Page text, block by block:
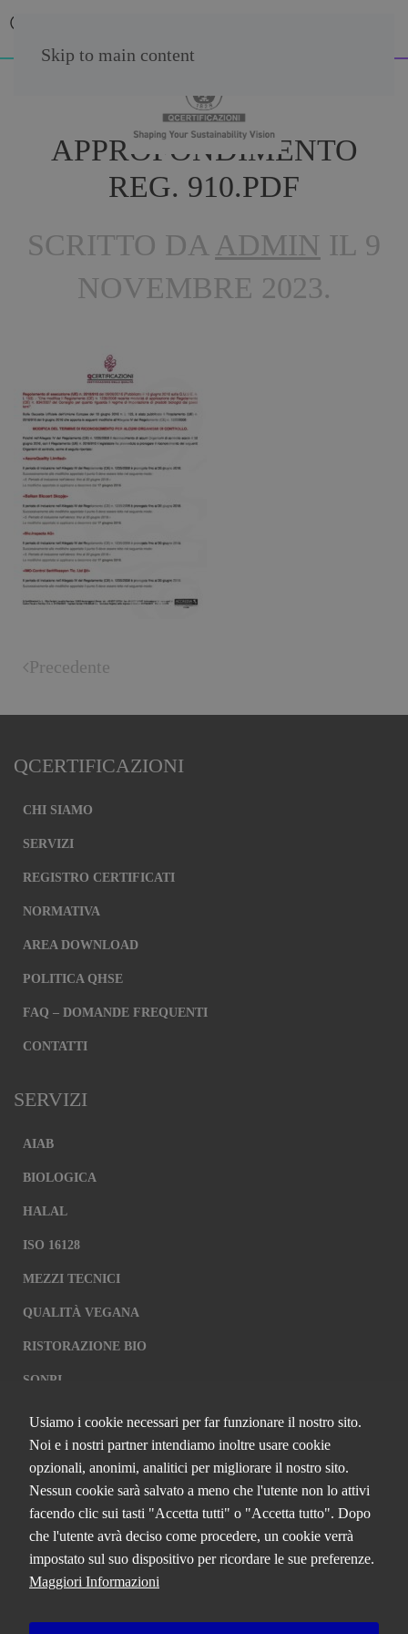
Skip to main content
APPROFONDIMENTO
REG. 910.PDF
SCRITTO DA ADMIN IL 9
NOVEMBRE 2023.
Precedente
QCERTIFICAZIONI
CHI SIAMO
SERVIZI
REGISTRO CERTIFICATI
NORMATIVA
AREA DOWNLOAD
POLITICA QHSE
FAQ – DOMANDE FREQUENTI
CONTATTI
SERVIZI
AIAB
BIOLOGICA
HALAL
ISO 16128
MEZZI TECNICI
QUALITÀ VEGANA
RISTORAZIONE BIO
SQNPI
QCERTIFICAZIONI S.R.L. A SOCIO
UNICO
Via Paolo Frajese, 37 – 53100 Siena
tel. +39 0577 327234 - fax +39 0577 329907 -
Capitale Sociale € 90.000,00 i.v.
Iscrizione Registro delle imprese di Siena n. 01273640522, REA n.
Usiamo i cookie necessari per far funzionare il nostro sito.
Noi e i nostri partner intendiamo inoltre usare cookie
opzionali, anonimi, analitici per migliorare il nostro sito.
Nessun cookie sarà salvato a meno che l'utente non lo attivi
facendo clic sui tasti "Accetta tutti" o "Accetta tutto". Dopo
che l'utente avrà deciso come procedere, un cookie verrà
impostato sul suo dispositivo per ricordare le sue preferenze.
Maggiori Informazioni